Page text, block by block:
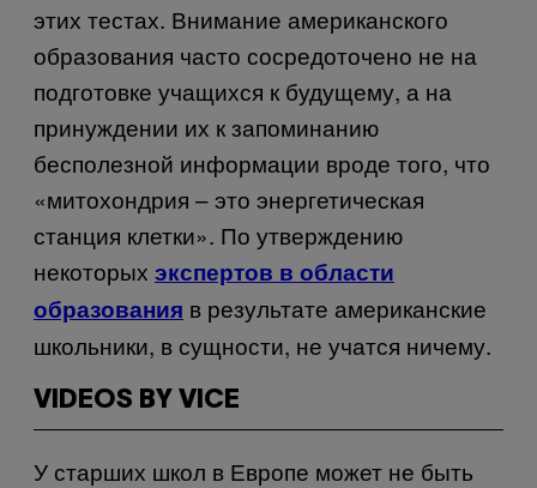
этих тестах. Внимание американского
образования часто сосредоточено не на
подготовке учащихся к будущему, а на
принуждении их к запоминанию
бесполезной информации вроде того, что
«митохондрия – это энергетическая
станция клетки». По утверждению
некоторых экспертов в области
образования в результате американские
школьники, в сущности, не учатся ничему.
VIDEOS BY VICE
У старших школ в Европе может не быть